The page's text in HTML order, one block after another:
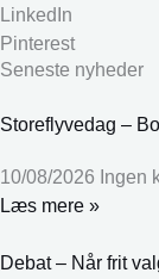
LinkedIn
Pinterest
Seneste nyheder
Storeflyvedag –
10/08/2026 Ingen
Læs mere »
Debat – Når frit